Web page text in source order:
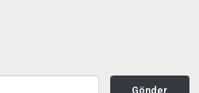
Gönder